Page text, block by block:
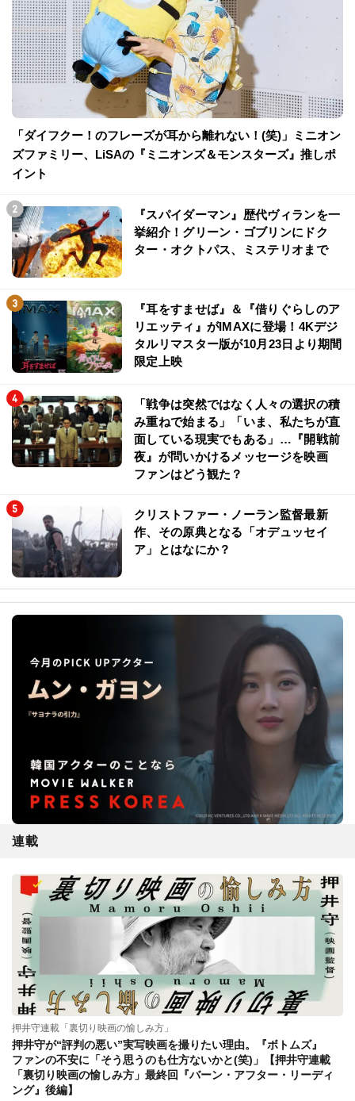
「ダイフクー！のフレーズが耳から離れない！(笑)」ミニオン
ズファミリー、LiSAの『ミニオンズ＆モンスターズ』推しポ
イント
『スパイダーマン』歴代ヴィランを一
挙紹介！グリーン・ゴブリンにドク
ター・オクトパス、ミステリオまで
『耳をすませば』＆『借りぐらしのア
リエッティ』がIMAXに登場！4Kデジ
タルリマスター版が10月23日より期間
限定上映
「戦争は突然ではなく人々の選択の積
み重ねで始まる」「いま、私たちが直
面している現実でもある」…『開戦前
夜』が問いかけるメッセージを映画
ファンはどう観た？
クリストファー・ノーラン監督最新
作、その原典となる「オデュッセイ
ア」とはなにか？
連載
押井守連載「裏切り映画の愉しみ方」
押井守が“評判の悪い”実写映画を撮りたい理由。『ボトムズ』
ファンの不安に「そう思うのも仕方ないかと(笑)」【押井守連載
「裏切り映画の愉しみ方」最終回『バーン・アフター・リーディ
ング』後編】